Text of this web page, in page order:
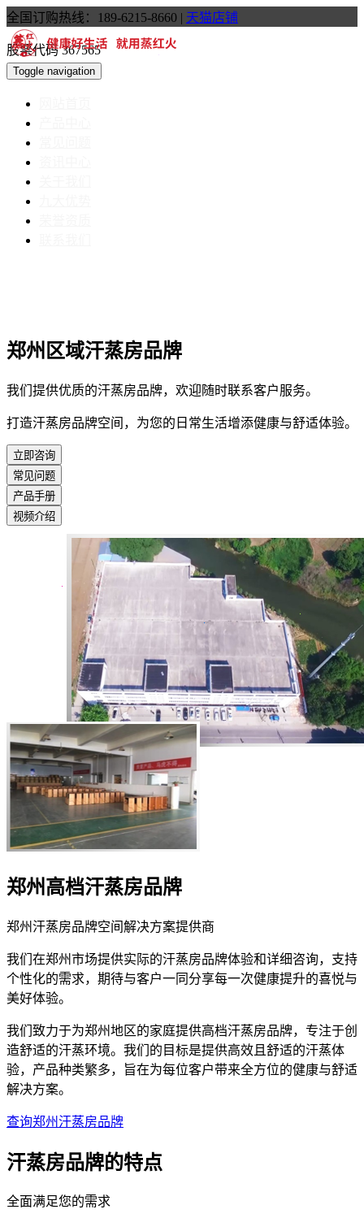
全国订购热线：189-6215-8660 | 天猫店铺
股票代码 367565
Toggle navigation
郑州区域汗蒸房品牌
我们提供优质的汗蒸房品牌，欢迎随时联系客户服务。
打造汗蒸房品牌空间，为您的日常生活增添健康与舒适体验。
立即咨询
常见问题
产品手册
视频介绍
郑州高档汗蒸房品牌
郑州汗蒸房品牌空间解决方案提供商
我们在郑州市场提供实际的汗蒸房品牌体验和详细咨询，支持
个性化的需求，期待与客户一同分享每一次健康提升的喜悦与
美好体验。
我们致力于为郑州地区的家庭提供高档汗蒸房品牌，专注于创
造舒适的汗蒸环境。我们的目标是提供高效且舒适的汗蒸体
验，产品种类繁多，旨在为每位客户带来全方位的健康与舒适
解决方案。
查询郑州汗蒸房品牌
汗蒸房品牌的特点
全面满足您的需求